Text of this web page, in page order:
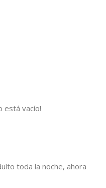
está vacío!
toda la noche, ahora